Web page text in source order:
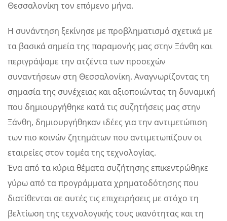
Θεσσαλονίκη τον επόμενο μήνα.
Η συνάντηση ξεκίνησε με προβληματισμό σχετικά με
τα βασικά σημεία της παραμονής μας στην Ξάνθη και
περιγράψαμε την ατζέντα των προσεχών
συναντήσεων στη Θεσσαλονίκη. Αναγνωρίζοντας τη
σημασία της συνέχειας και αξιοποιώντας τη δυναμική
που δημιουργήθηκε κατά τις συζητήσεις μας στην
Ξάνθη, δημιουργήθηκαν ιδέες για την αντιμετώπιση
των πιο κοινών ζητημάτων που αντιμετωπίζουν οι
εταιρείες στον τομέα της τεχνολογίας.
Ένα από τα κύρια θέματα συζήτησης επικεντρώθηκε
γύρω από τα προγράμματα χρηματοδότησης που
διατίθενται σε αυτές τις επιχειρήσεις με στόχο τη
βελτίωση της τεχνολογικής τους ικανότητας και τη